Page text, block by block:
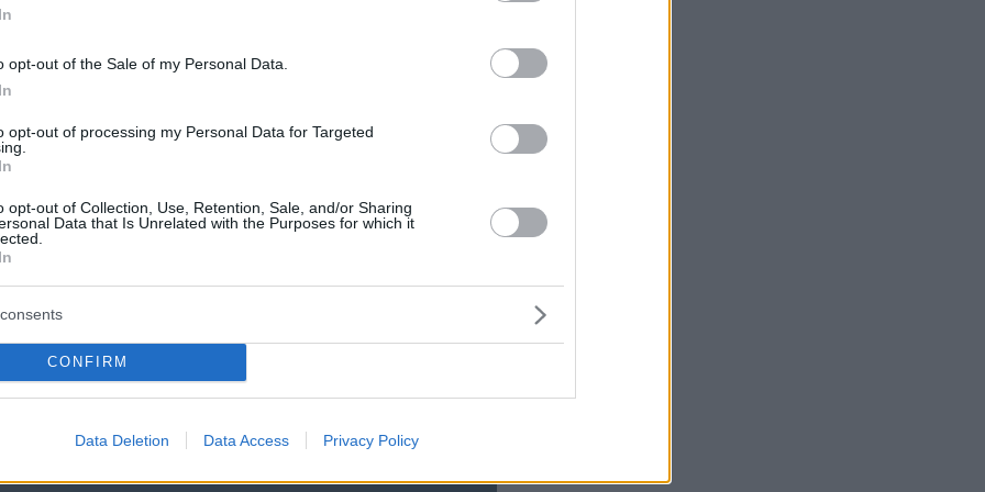
opt-out of the Sale of my Personal Data.
opt-out of processing my Personal Data for Targeted
opt-out of Collection, Use, Retention, Sale, and/or Sharing
Data that Is Unrelated with the Purposes for which it
CONFIRM
Data Deletion Data Access Privacy Policy
του μετώπου πριν αυτό λάβει μεγαλύτερες
πεζοπόρων τμημάτων της 1ης Ε.ΜΟ.Δ.Ε., 2
εθελοντές και 32 πυροσβεστικά
από αέρος επιχειρούσαν 5 ελικόπτερα, εκ
ένα είχε ρόλο εναέριου συντονισμού.
από το συντονιστικό ελικόπτερο